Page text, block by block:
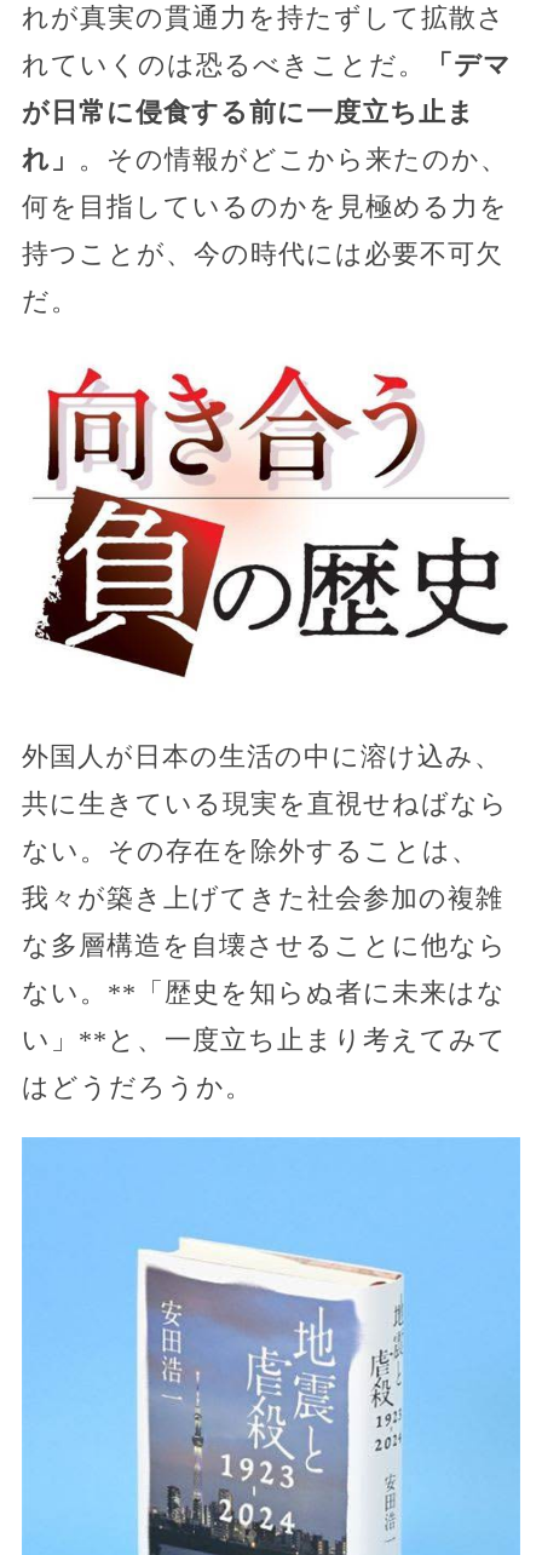
れが真実の貫通力を持たずして拡散さ
れていくのは恐るべきことだ。
「デマ
が日常に侵食する前に一度立ち止ま
れ」 。その情報がどこから来たのか、
何を目指しているのかを見極める力を
持つことが、今の時代には必要不可欠
だ。
外国人が日本の生活の中に溶け込み、
共に生きている現実を直視せねばなら
ない。その存在を除外することは、
我々が築き上げてきた社会参加の複雑
な多層構造を自壊させることに他なら
ない。**「歴史を知らぬ者に未来はな
い」**と、一度立ち止まり考えてみて
はどうだろうか。